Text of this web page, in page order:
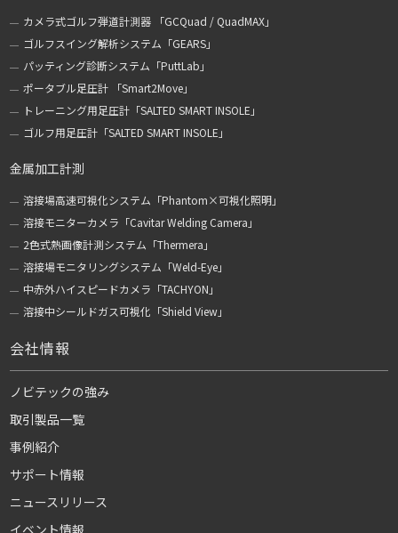
カメラ式ゴルフ弾道計測器 「GCQuad / QuadMAX」
ゴルフスイング解析システム「GEARS」
パッティング診断システム「PuttLab」
ポータブル足圧計 「Smart2Move」
トレーニング用足圧計「SALTED SMART INSOLE」
ゴルフ用足圧計「SALTED SMART INSOLE」
金属加工計測
溶接場高速可視化システム「Phantom×可視化照明」
溶接モニターカメラ「Cavitar Welding Camera」
2色式熱画像計測システム「Thermera」
溶接場モニタリングシステム「Weld-Eye」
中赤外ハイスピードカメラ「TACHYON」
溶接中シールドガス可視化「Shield View」
会社情報
ノビテックの強み
取引製品一覧
事例紹介
サポート情報
ニュースリリース